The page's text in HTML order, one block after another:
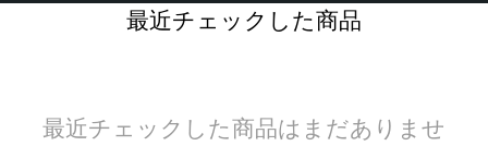
最近チェックした商品
最近チェックした商品はまだありませ